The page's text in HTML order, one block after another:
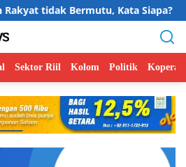
Bermutu, Kata Siapa?
Sektor Riil Kolom Politik Koperasi